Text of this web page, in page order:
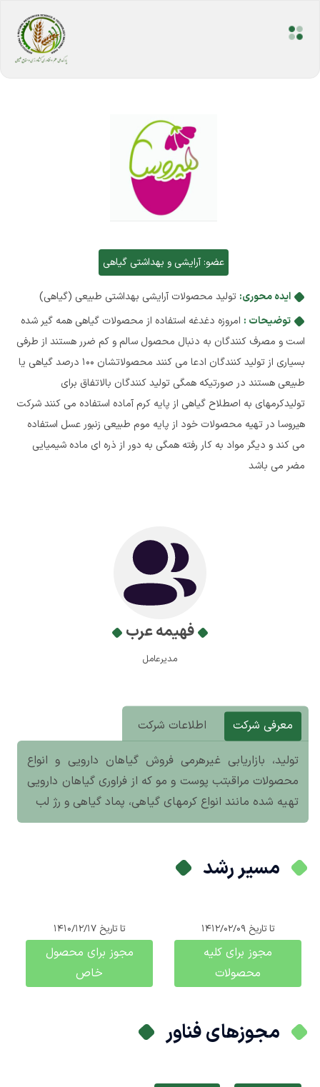
عضو: آرایشی و بهداشتی گیاهی
ایده محوری: تولید محصولات آرایشی بهداشتی طبیعی (گیاهی)
توضیحات : امروزه دغدغه استفاده از محصولات گیاهی همه گیر شده
است و مصرف کنندگان به دنبال محصول سالم و کم ضرر هستند از طرفی
بسیاری از تولید کنندگان ادعا می کنند محصولاتشان 100 درصد گیاهی یا
طبیعی هستند در صورتیکه همگی تولید کنندگان بالاتفاق برای
تولیدکرمهای به اصطلاح گیاهی از پایه کرم آماده استفاده می کنند شرکت
هیروسا در تهیه محصولات خود از پایه موم طبیعی زنبور عسل استفاده
می کند و دیگر مواد به کار رفته همگی به دور از ذره ای ماده شیمیایی
مضر می باشد
فهیمه عرب
مدیرعامل
معرفی شرکت اطلاعات شرکت
تولید، بازاریابی غیرهرمی فروش گیاهان دارویی و انواع
محصولات مراقبتب پوست و مو که از فراوری گیاهان دارویی
تهیه شده مانند انواع کرمهای گیاهی، پماد گیاهی و رژ لب
مسیر رشد
تا تاریخ
مجوز برای کلیه
محصولات
تا تاریخ
مجوز برای محصول
خاص
مجوزهای فناور